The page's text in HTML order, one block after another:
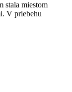
stala miestom
V priebehu